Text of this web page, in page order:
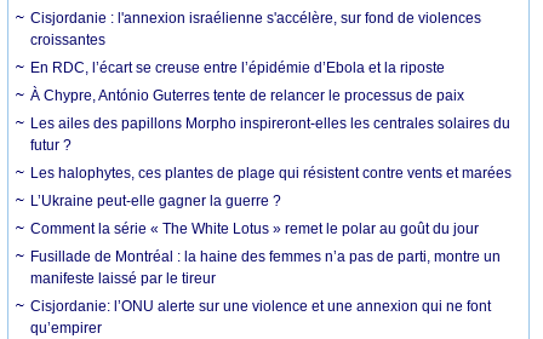
Cisjordanie : l'annexion israélienne s'accélère, sur fond de violences
croissantes
En RDC, l’écart se creuse entre l’épidémie d’Ebola et la riposte
À Chypre, António Guterres tente de relancer le processus de paix
Les ailes des papillons Morpho inspireront-elles les centrales solaires du
futur ?
Les halophytes, ces plantes de plage qui résistent contre vents et marées
L’Ukraine peut-elle gagner la guerre ?
Comment la série « The White Lotus » remet le polar au goût du jour
Fusillade de Montréal : la haine des femmes n’a pas de parti, montre un
manifeste laissé par le tireur
Cisjordanie: l’ONU alerte sur une violence et une annexion qui ne font
qu’empirer